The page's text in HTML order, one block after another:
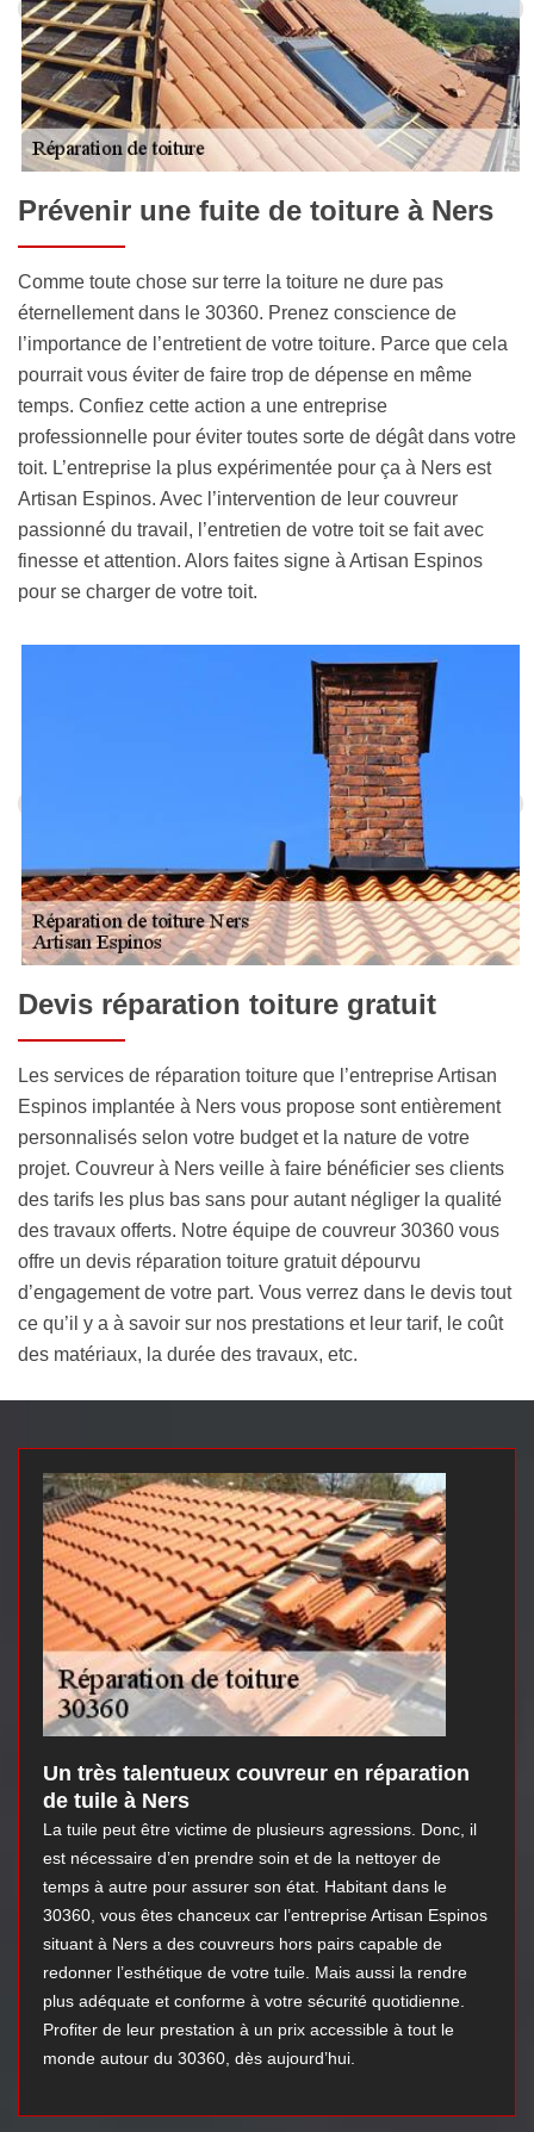
Prévenir une fuite de toiture à Ners
Comme toute chose sur terre la toiture ne dure pas
éternellement dans le 30360. Prenez conscience de
l’importance de l’entretient de votre toiture. Parce que cela
pourrait vous éviter de faire trop de dépense en même
temps. Confiez cette action a une entreprise
professionnelle pour éviter toutes sorte de dégât dans votre
toit. L’entreprise la plus expérimentée pour ça à Ners est
Artisan Espinos. Avec l’intervention de leur couvreur
passionné du travail, l’entretien de votre toit se fait avec
finesse et attention. Alors faites signe à Artisan Espinos
pour se charger de votre toit.
Devis réparation toiture gratuit
Les services de réparation toiture que l’entreprise Artisan
Espinos implantée à Ners vous propose sont entièrement
personnalisés selon votre budget et la nature de votre
projet. Couvreur à Ners veille à faire bénéficier ses clients
des tarifs les plus bas sans pour autant négliger la qualité
des travaux offerts. Notre équipe de couvreur 30360 vous
offre un devis réparation toiture gratuit dépourvu
d’engagement de votre part. Vous verrez dans le devis tout
ce qu’il y a à savoir sur nos prestations et leur tarif, le coût
des matériaux, la durée des travaux, etc.
Un très talentueux couvreur en réparation
de tuile à Ners
La tuile peut être victime de plusieurs agressions. Donc, il
est nécessaire d’en prendre soin et de la nettoyer de
temps à autre pour assurer son état. Habitant dans le
30360, vous êtes chanceux car l’entreprise Artisan Espinos
situant à Ners a des couvreurs hors pairs capable de
redonner l’esthétique de votre tuile. Mais aussi la rendre
plus adéquate et conforme à votre sécurité quotidienne.
Profiter de leur prestation à un prix accessible à tout le
monde autour du 30360, dès aujourd’hui.